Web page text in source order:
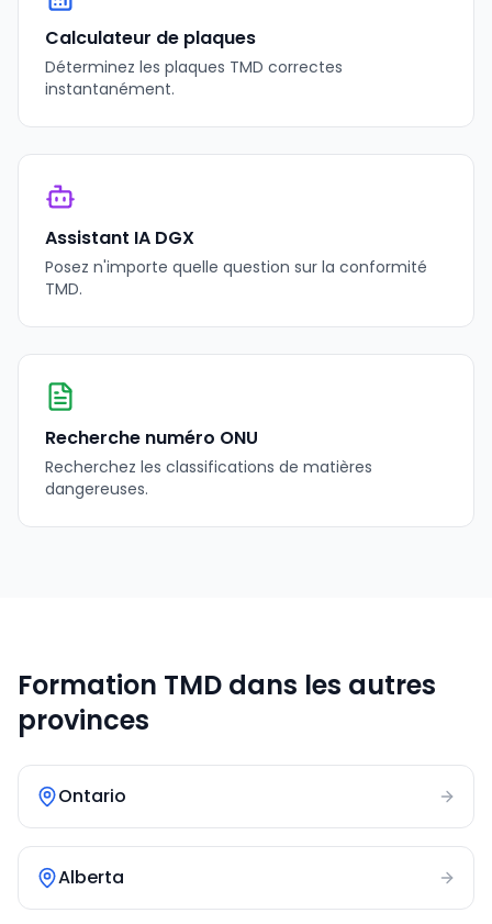
Calculateur de plaques
Déterminez les plaques TMD correctes
instantanément.
Assistant IA DGX
Posez n'importe quelle question sur la conformité
TMD.
Recherche numéro ONU
Recherchez les classifications de matières
dangereuses.
Formation TMD dans les autres
provinces
Ontario
Alberta